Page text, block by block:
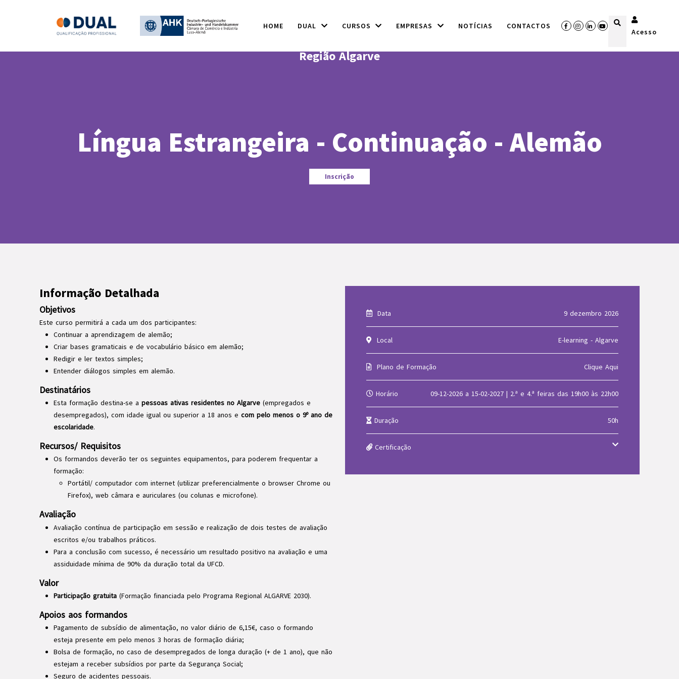
HOME DUAL CURSOS EMPRESAS NOTÍCIAS CONTACTOS
Acesso
Região Algarve
Língua Estrangeira - Continuação - Alemão
Inscrição
Informação Detalhada
Objetivos
Este curso permitirá a cada um dos participantes:
Continuar a aprendizagem de alemão;
Criar bases gramaticais e de vocabulário básico em alemão;
Redigir e ler textos simples;
Entender diálogos simples em alemão.
Destinatários
Esta formação destina-se a pessoas ativas residentes no Algarve(empregados e
desempregados), com idade igual ou superior a 18 anos e com pelo menos o 9º ano de
escolaridade.
Recursos/ Requisitos
Os formandos deverão ter os seguintes equipamentos, para poderem frequentar a
formação:
Portátil/ computador com internet (utilizar preferencialmente o browser Chrome ou
Firefox), web câmara e auriculares (ou colunas e microfone).
Avaliação
Avaliação contínua de participação em sessão e realização de dois testes de avaliação
escritos e/ou trabalhos práticos.
Para a conclusão com sucesso, é necessário um resultado positivo na avaliação e uma
assiduidade mínima de 90% da duração total da UFCD.
Valor
Participação gratuita(Formação financiada pelo Programa Regional ALGARVE 2030).
Apoios aos formandos
Pagamento de subsídio de alimentação, no valor diário de 6,15€, caso o formando
esteja presente em pelo menos 3 horas de formação diária;
Bolsa de formação, no caso de desempregados de longa duração (+ de 1 ano), que não
estejam a receber subsídios por parte da Segurança Social;
Seguro de acidentes pessoais.
Data 9 dezembro 2026
Local E-learning - Algarve
Plano de Formação Clique Aqui
Horário 09-12-2026 a 15-02-2027 | 2.ª e 4.ª feiras das 19h00 às 22h00
Duração 50h
Certificação